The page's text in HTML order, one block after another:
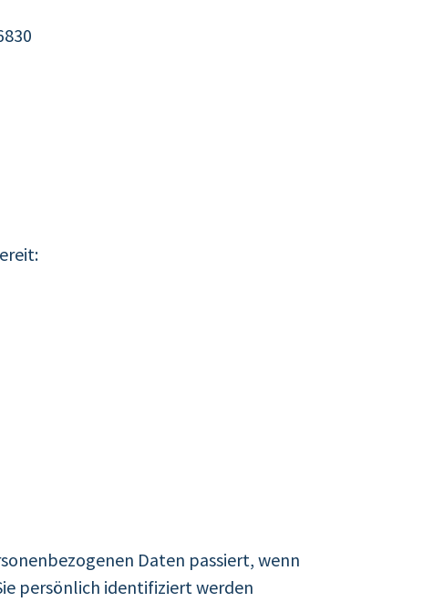
Daten passiert, wenn
persönlich identifiziert werden